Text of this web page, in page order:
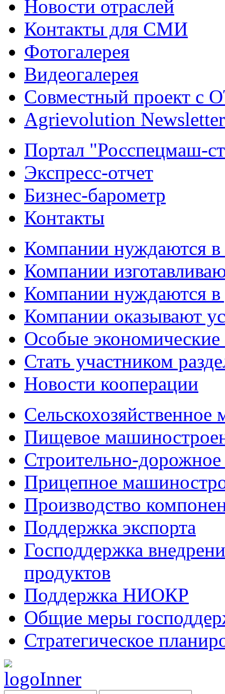
Новости отраслей
Контакты для СМИ
Фотогалерея
Видеогалерея
Совместный проект с
Agrievolution Newsletter
Портал "Росспецмаш-
Экспресс-отчет
Бизнес-барометр
Контакты
Компании нуждаются в
Компании
Компании нуждаются в
Компании оказывают
Особые
Стать участником
Новости кооперации
Пищевое
Строительно-
Прицепное
Производство
Поддержка экспорта
Господдержка
продуктов
Поддержка НИОКР
Общие меры
Стратегическое